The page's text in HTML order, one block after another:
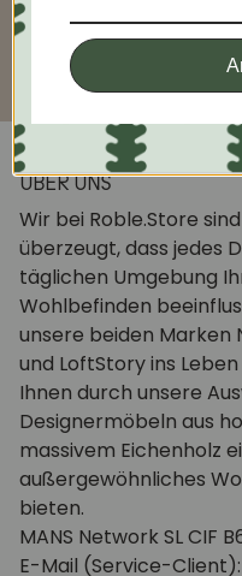
ÜBER UNS
Wir bei Roble.Store
überzeugt, dass jedes
täglichen Umgebung
Wohlbefinden
unsere beiden Marken
und LoftStory ins
Ihnen durch unsere
Designermöbeln aus
massivem Eichenholz
außergewöhnliches
bieten.
MANS Network SL CIF
E-Mail (Service-Client):